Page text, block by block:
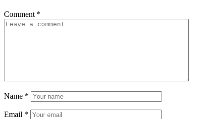
Comment *
Name *
Email *